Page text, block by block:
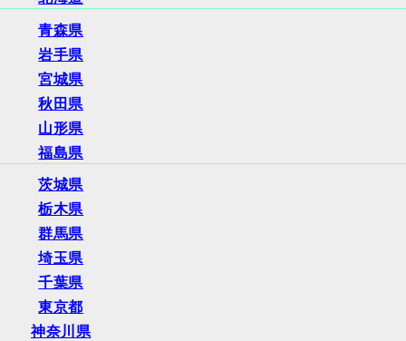
青森県
岩手県
宮城県
秋田県
山形県
福島県
茨城県
栃木県
群馬県
埼玉県
千葉県
東京都
神奈川県